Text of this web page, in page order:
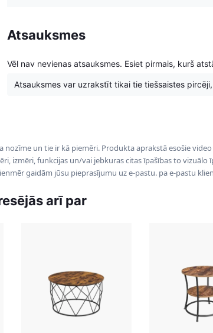
Atsauksmes
Vēl nav nevienas atsauksmes. Esiet pirmais, kurš
Atsauksmes var uzrakstīt tikai tie tiešsaistes
un tie ir kā piemēri. Produkta aprakstā esošie
izmēri, funkcijas un/vai jebkuras citas īpašības to
gaidām jūsu pieprasījumu uz e-pastu. pa e-pastu
arī par